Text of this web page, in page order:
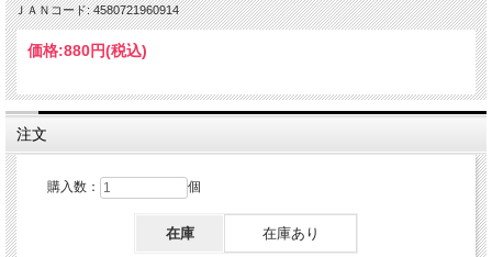
ＪＡＮコード: 4580721960914
価格:880円(税込)
注文
購入数： 個
在庫 在庫あり